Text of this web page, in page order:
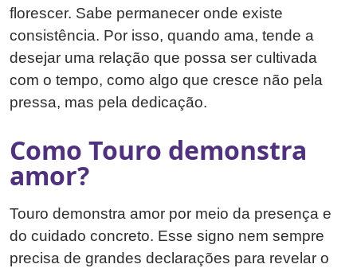
florescer. Sabe permanecer onde existe
consistência. Por isso, quando ama, tende a
desejar uma relação que possa ser cultivada
com o tempo, como algo que cresce não pela
pressa, mas pela dedicação.
Como Touro demonstra
amor?
Touro demonstra amor por meio da presença e
do cuidado concreto. Esse signo nem sempre
precisa de grandes declarações para revelar o